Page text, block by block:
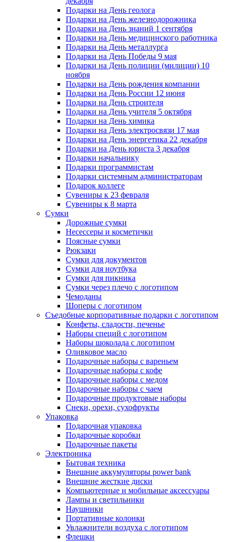
Подарки на День геолога
Подарки на День железнодорожника
Подарки на День знаний 1 сентября
Подарки на День медицинского работника
Подарки на День металлурга
Подарки на День Победы 9 мая
Подарки на День полиции (милиции) 10
ноября
Подарки на День рождения компании
Подарки на День России 12 июня
Подарки на День строителя
Подарки на День учителя 5 октября
Подарки на День химика
Подарки на День электросвязи 17 мая
Подарки на День энергетика 22 декабря
Подарки на День юриста 3 декабря
Подарки начальнику
Подарки программистам
Подарки системным администраторам
Подарок коллеге
Сувениры к 23 февраля
Сувениры к 8 марта
Сумки
Дорожные сумки
Несессеры и косметички
Поясные сумки
Рюкзаки
Сумки для документов
Сумки для ноутбука
Сумки для пикника
Сумки через плечо с логотипом
Чемоданы
Шоперы с логотипом
Съедобные корпоративные подарки с логотипом
Конфеты, сладости, печенье
Наборы специй с логотипом
Наборы шоколада с логотипом
Оливковое масло
Подарочные наборы с вареньем
Подарочные наборы с кофе
Подарочные наборы с медом
Подарочные наборы с чаем
Подарочные продуктовые наборы
Снеки, орехи, сухофрукты
Упаковка
Подарочная упаковка
Подарочные коробки
Подарочные пакеты
Электроника
Бытовая техника
Внешние аккумуляторы power bank
Внешние жесткие диски
Компьютерные и мобильные аксессуары
Лампы и светильники
Наушники
Портативные колонки
Увлажнители воздуха с логотипом
Флешки